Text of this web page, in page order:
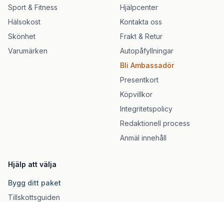
Sport & Fitness
Hälsokost
Skönhet
Varumärken
Hjälpcenter
Kontakta oss
Frakt & Retur
Autopåfyllningar
Bli Ambassadör
Presentkort
Köpvillkor
Integritetspolicy
Redaktionell process
Anmäl innehåll
Hjälp att välja
Bygg ditt paket
Tillskottsguiden